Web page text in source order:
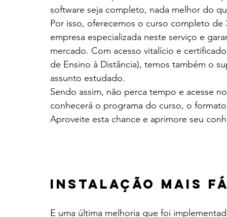
software seja completo, nada melhor do
Por isso, oferecemos o curso completo
empresa especializada neste serviço e
mercado. Com acesso vitalício e
de Ensino à Distância), temos também o
assunto estudado.
Sendo assim, não perca tempo e acesse
conhecerá o programa do curso, o
Aproveite esta chance e aprimore seu
Instalação mais
E uma última melhoria que foi